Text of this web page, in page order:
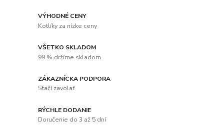
VÝHODNÉ CENY
Kotlíky za nízke ceny
VŠETKO SKLADOM
99 % držíme skladom
ZÁKAZNÍCKA PODPORA
Stačí zavolať
RÝCHLE DODANIE
Doručenie do 3 až 5 dní